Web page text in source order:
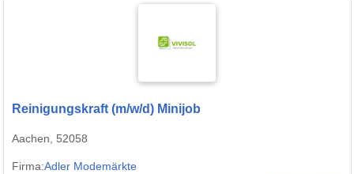
Reinigungskraft (m/w/d) Minijob
Aachen, 52058
Firma:Adler Modemärkte